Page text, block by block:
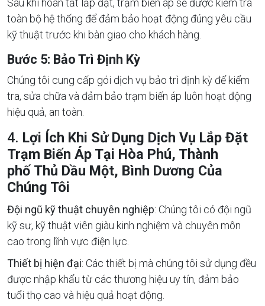
toàn bộ hệ thống để đảm bảo hoạt động đúng yêu cầu
kỹ thuật trước khi bàn giao cho khách hàng.
Bước 5: Bảo Trì Định Kỳ
Chúng tôi cung cấp gói dịch vụ bảo trì định kỳ để kiểm
tra, sửa chữa và đảm bảo trạm biến áp luôn hoạt động
hiệu quả, an toàn.
4. Lợi Ích Khi Sử Dụng Dịch Vụ Lắp Đặt
Trạm Biến Áp Tại Hòa Phú, Thành
phố Thủ Dầu Một, Bình Dương Của
Chúng Tôi
Đội ngũ kỹ thuật chuyên nghiệp: Chúng tôi có đội ngũ
kỹ sư, kỹ thuật viên giàu kinh nghiệm và chuyên môn
cao trong lĩnh vực điện lực.
Thiết bị hiện đại: Các thiết bị mà chúng tôi sử dụng đều
được nhập khẩu từ các thương hiệu uy tín, đảm bảo
tuổi thọ cao và hiệu quả hoạt động.